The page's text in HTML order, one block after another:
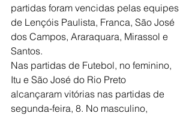
partidas foram vencidas pelas equipes
de Lençóis Paulista, Franca, São José
dos Campos, Araraquara, Mirassol e
Santos.
Nas partidas de Futebol, no feminino,
Itu e São José do Rio Preto
alcançaram vitórias nas partidas de
segunda-feira, 8. No masculino,